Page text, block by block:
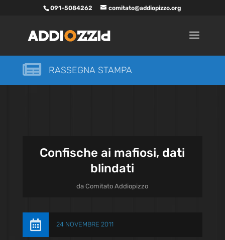
091-5084262 comitato@addiopizzo.org
 RASSEGNA STAMPA
Confische ai mafiosi, dati
blindati
daComitato Addiopizzo
 24 NOVEMBRE 2011